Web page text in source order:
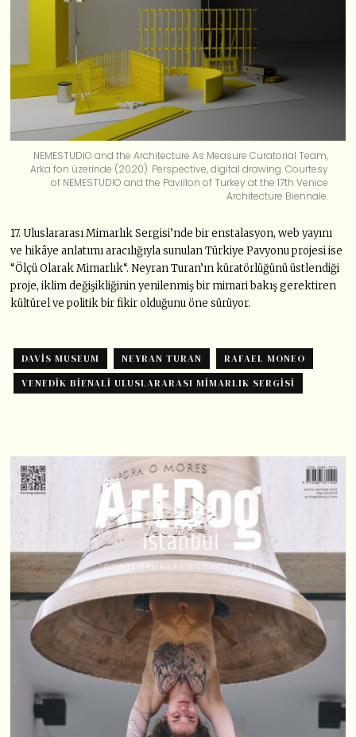
NEMESTUDIO and the Architecture As Measure Curatorial Team,
Arka fon üzerinde (2020). Perspective, digital drawing. Courtesy
of NEMESTUDIO and the Pavillon of Turkey at the 17th Venice
Architecture Biennale.
17. Uluslararası Mimarlık Sergisi’nde bir enstalasyon, web yayını
ve hikâye anlatımı aracılığıyla sunulan Türkiye Pavyonu projesi ise
“Ölçü Olarak Mimarlık“. Neyran Turan’ın küratörlüğünü üstlendiği
proje, iklim değişikliğinin yenilenmiş bir mimari bakış gerektiren
kültürel ve politik bir fikir olduğunu öne sürüyor.
DAVIS MUSEUM NEYRAN TURAN
RAFAEL MONEO
VENEDIK BIENALI ULUSLARARASI MIMARLIK SERGISI